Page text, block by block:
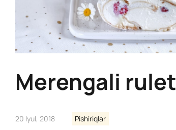
Merengali rulet
20 Iyul, 2018 Pishiriqlar